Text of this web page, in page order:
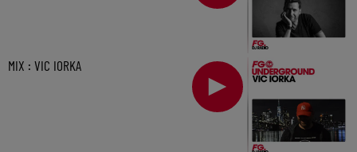
MIX : VIC IORKA